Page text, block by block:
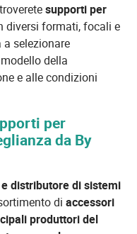
supporti per
formati, focali e
selezionare
della
e alle condizioni
per
da By
distributore di sistemi
di accessori
produttori del